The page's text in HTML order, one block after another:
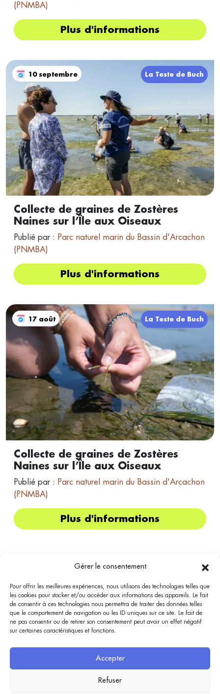
Gérer le consentement
Pour offrir les meilleures expériences, nous utilisons des technologies telles que
les cookies pour stocker et/ou accéder aux informations des appareils. Le fait
de consentir à ces technologies nous permettra de traiter des données telles
que le comportement de navigation ou les ID uniques sur ce site. Le fait de
ne pas consentir ou de retirer son consentement peut avoir un effet négatif
sur certaines caractéristiques et fonctions.
Accepter
Refuser
(PNMBA)
Plus d'informations
10 septembre La Teste de Buch
Collecte de graines de Zostères
Naines sur l’Île aux Oiseaux
Publié par : Parc naturel marin du Bassin d'Arcachon
(PNMBA)
Plus d'informations
17 août La Teste de Buch
Collecte de graines de Zostères
Naines sur l’Île aux Oiseaux
Publié par : Parc naturel marin du Bassin d'Arcachon
(PNMBA)
Plus d'informations
BassinBénévolat
Bassin Bénévolat est accessible depuis TVBA.fr, bassin-arcachon.com et marque-bassin-
arcachon.fr. Elle a vocation à être un intermédiaire entre l’offre et la demande sur des
Publier une mission